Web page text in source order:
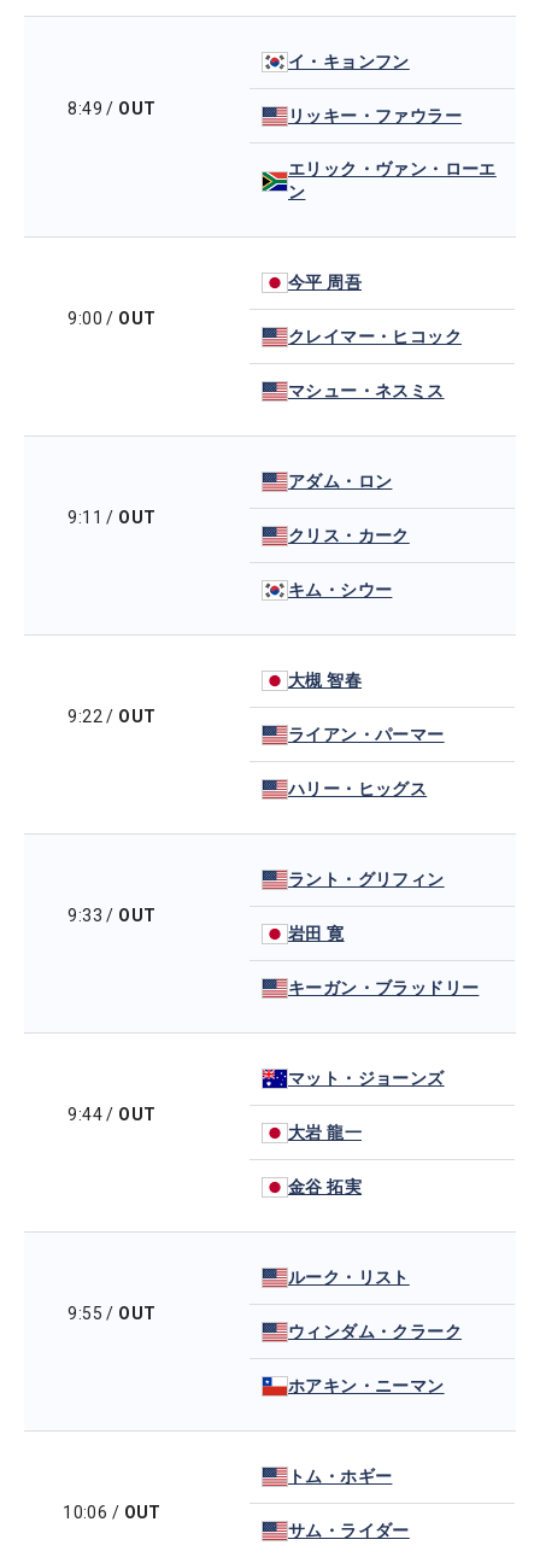
8:49 / OUT
イ・キョンフン
リッキー・ファウラー
エリック・ヴァン・ローエ
ン
9:00 / OUT
今平 周吾
クレイマー・ヒコック
マシュー・ネスミス
9:11 / OUT
アダム・ロン
クリス・カーク
キム・シウー
9:22/ OUT
大槻 智春
ライアン・パーマー
ハリー・ヒッグス
9:33 / OUT
ラント・グリフィン
岩田 寛
キーガン・ブラッドリー
9:44/ OUT
マット・ジョーンズ
大岩 龍一
金谷 拓実
9:55 / OUT
ルーク・リスト
ウィンダム・クラーク
ホアキン・ニーマン
10:06 / OUT
トム・ホギー
サム・ライダー